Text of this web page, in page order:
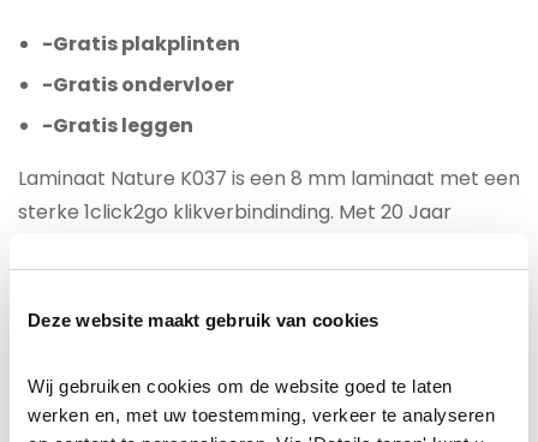
Deze website maakt gebruik van cookies
Wij gebruiken cookies om de website goed te laten
werken en, met uw toestemming, verkeer te analyseren
-Gratis plakplinten
-Gratis ondervloer
-Gratis leggen
Laminaat Nature K037 is een 8 mm laminaat met een
sterke 1click2go klikverbindinding. Met 20 Jaar
voor intensief gebruik. U bent verzekerd van een
laminaatvloer die garant staat voor jarenlang
anti-bacteriële en krasbestendige beschermlaag.